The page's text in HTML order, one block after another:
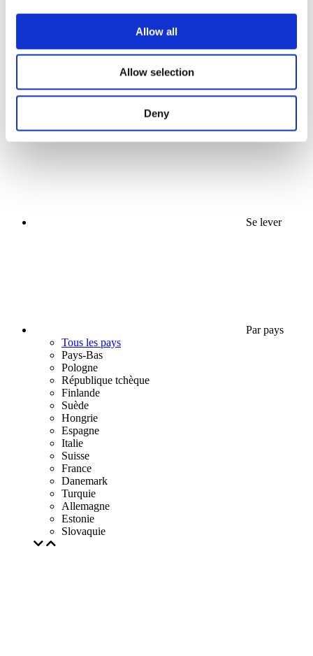
Allow all
Allow selection
Deny
Concerts
La musique
Organiser
Se lever
Par pays
Tous les pays
Pays-Bas
Pologne
République tchèque
Finlande
Suède
Hongrie
Espagne
Italie
Suisse
France
Danemark
Turquie
Allemagne
Estonie
Slovaquie